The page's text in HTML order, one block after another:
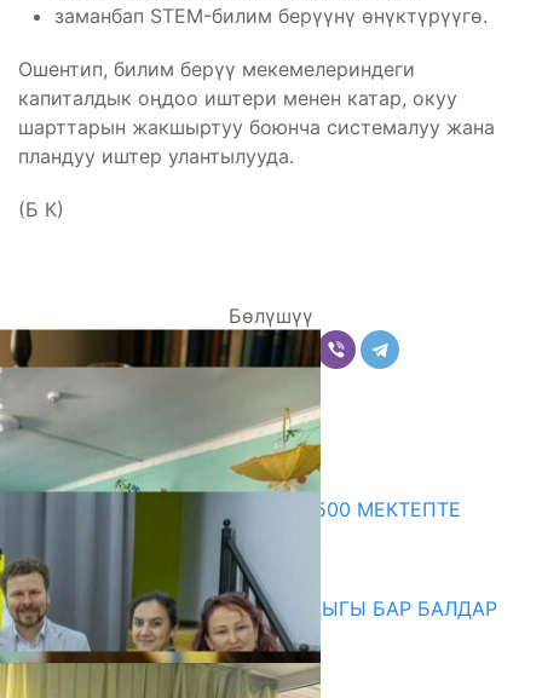
заманбап STEM-билим берүүнү өнүктүрүүгө.
Ошентип, билим берүү мекемелериндеги
капиталдык оңдоо иштери менен катар, окуу
шарттарын жакшыртуу боюнча системалуу жана
пландуу иштер улантылууда.
(Б К)
Бөлүшүү
Комментарийлер
Акыркы жаңылыктар
ПРЕЗИДЕНТТИН ЖАРЛЫГЫ: 500 МЕКТЕПТЕ
ШАХМАТ ИЙРИМИ АЧЫЛАТ
06.08.2026
СҮЛҮКТҮ: ӨЗГӨЧӨ МУКТАЖДЫГЫ БАР БАЛДАР
ҮЧҮН БОРБОР АЧЫЛДЫ
06.08.2026